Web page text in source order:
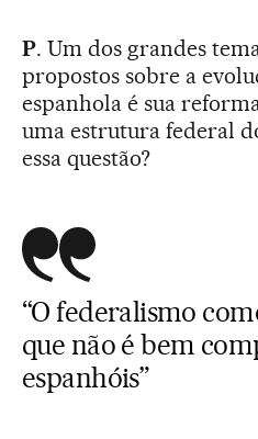
P. Um dos grandes
propostos sobre a
espanhola é sua
uma estrutura federal
essa questão?
“O federalismo
que não é bem
espanhóis”